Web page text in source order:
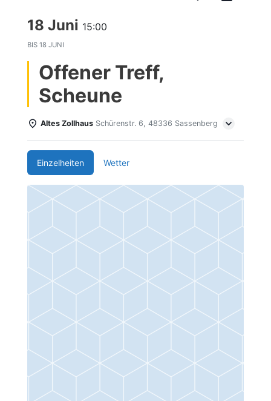
18 Juni 15:00
BIS 18 JUNI
Offener Treff,
Scheune
Altes Zollhaus Schürenstr. 6, 48336 Sassenberg
Einzelheiten Wetter